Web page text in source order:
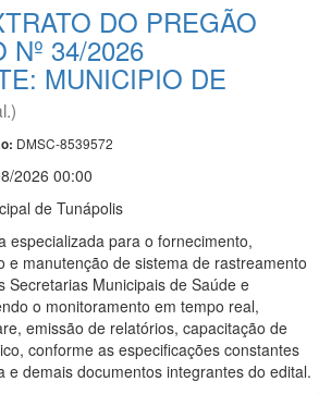
DO PREGÃO
Nº 34/2026
MUNICIPIO DE
DMSC-8539572
2026 00:00
de Tunápolis
especializada para o fornecimento,
e manutenção de sistema de rastreamento
Secretarias Municipais de Saúde e
o monitoramento em tempo real,
emissão de relatórios, capacitação de
conforme as especificações constantes
e demais documentos integrantes do edital.